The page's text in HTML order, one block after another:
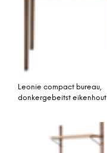
Leonie compact bureau,
donkergebeitst eikenhout